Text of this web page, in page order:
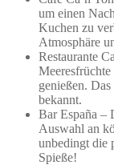
um einen
Kuchen zu
Atmosphäre
Restaurante
genießen.
bekannt.
Bar España –
Auswahl an
unbedingt die
Spieße!